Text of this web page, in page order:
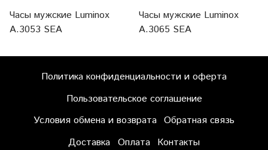
Часы мужские Luminox
A.3053 SEA
Часы мужские Luminox
A.3065 SEA
Политика конфиденциальности и оферта
Пользовательское соглашение
Условия обмена и возврата Обратная связь
Доставка Оплата Контакты